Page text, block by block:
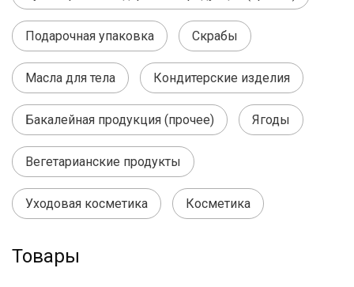
Подарочная упаковка Скрабы
Масла для тела Кондитерские изделия
Бакалейная продукция (прочее) Ягоды
Вегетарианские продукты
Уходовая косметика Косметика
Товары